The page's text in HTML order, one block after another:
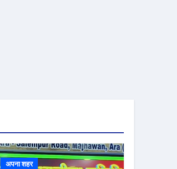
अपना शहर